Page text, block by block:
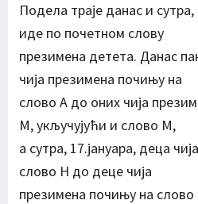
Подела траје данас и
иде по почетном слову
презимена детета. Данас
чија презимена почињу на
слово А до оних чија
М, укључујући и слово М,
а сутра, 17.јануара, деца
слово Н до деце чија
презимена почињу на